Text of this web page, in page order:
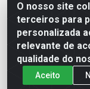
O nosso site
terceiros para
personalizada
relevante de
qualidade do
Aceito
Deskontão Atacado
Imbiribeira - Recife/